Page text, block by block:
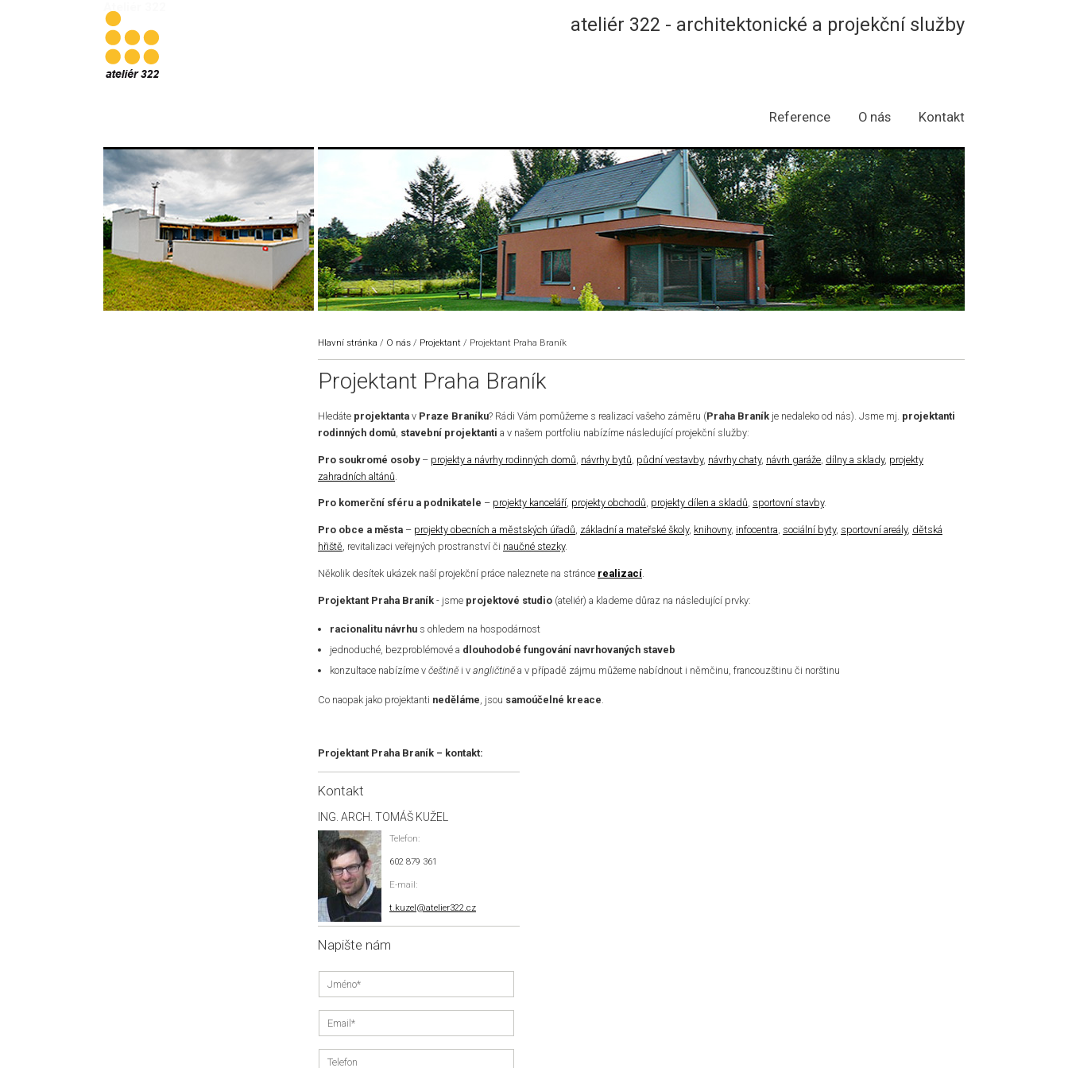
ateliér 322 - architektonické a projekční služby
Reference O nás Kontakt
Hlavní stránka / O nás / Projektant / Projektant Praha Braník
Projektant Praha Braník
Hledáte projektanta v Praze Braníku? Rádi Vám pomůžeme s realizací vašeho záměru (Praha Braník je nedaleko od nás). Jsme mj. projektanti
rodinných domů stavební projektanti a v našem portfoliu nabízíme následující projekční služby:
Pro soukromé osoby– projekty a návrhy rodinných domů návrhy bytů půdní vestavby, návrhy chaty, návrh garáže dílny a sklady, projekty
zahradních altánů
Pro komerční sféru a podnikatele – projekty kanceláří, projekty obchodů, projekty dílen a skladů, sportovní stavby.
Pro obce a města – projekty obecních a městských úřadů, základní a mateřské školy, knihovny, infocentra, sociální byty, sportovní areály, dětská
hřiště, revitalizaci veřejných prostranství či naučné stezky.
Několik desítek ukázek naší projekční práce naleznete na stránce realizací.
Projektant Praha Braník - jsme projektové studio (ateliér) a klademe důraz na následující prvky:
racionalitu návrhu s ohledem na hospodárnost
jednoduché, bezproblémové a dlouhodobé fungování navrhovaných staveb
konzultace nabízíme včeštině i vangličtině a v případě zájmu můžeme nabídnout i němčinu, francouzštinu či norštinu
Co naopak jako projektanti neděláme , jsou samoúčelné kreace
Projektant Praha Braník – kontakt:
Kontakt
ING. ARCH. TOMÁŠ KUŽEL
Telefon:
602 879 361
E-mail:
t.kuzel@atelier322.cz
Napište nám